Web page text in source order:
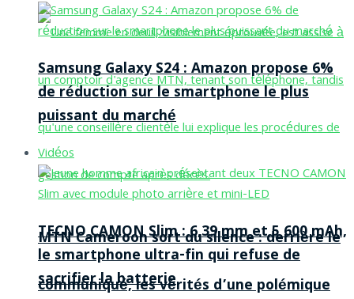
MTN Cameroon sort du silence : derrière le
communiqué, les vérités d’une polémique
Samsung Galaxy S24 : Amazon propose 6%
de réduction sur le smartphone le plus
puissant du marché
Vidéos
TECNO CAMON Slim : 6,39 mm et 5 600 mAh,
le smartphone ultra-fin qui refuse de
sacrifier la batterie